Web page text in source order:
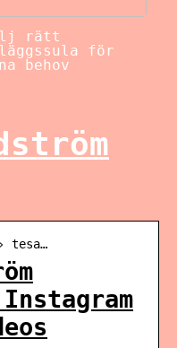
rätt
för
behov
tesa…